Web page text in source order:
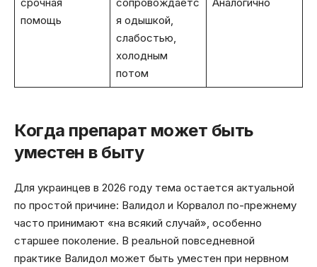
помощь
я одышкой,
слабостью,
холодным
потом
Когда препарат может быть
уместен в быту
Для украинцев в 2026 году тема остается актуальной
по простой причине: Валидол и Корвалол по-прежнему
часто принимают «на всякий случай», особенно
старшее поколение. В реальной повседневной
практике Валидол может быть уместен при нервном